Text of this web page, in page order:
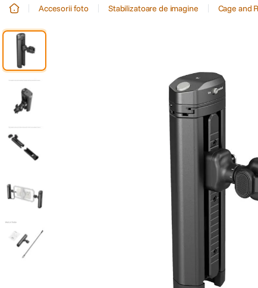
2. trepied
canon sx740 hs
lavaliera
card memorie
dji mic mini
dji osmo
insta 360
Accesorii foto Stabilizatoare de imagine Cage and